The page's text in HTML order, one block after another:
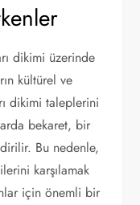
dikimi üzerinde
kültürel ve
dikimi taleplerini
bekaret, bir
Bu nedenle,
karşılamak
için önemli bir